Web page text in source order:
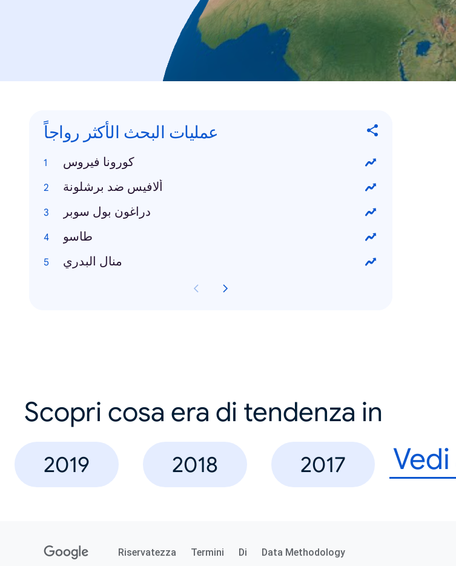
عمليات البحث الأكثر رواجاً
كورونا فيروس
ألافيس ضد برشلونة
دراغون بول سوبر
طاسو
منال البدري
Scopri cosa era di tendenza in
2019 2018 2017
Riservatezza Termini Di Data Methodology